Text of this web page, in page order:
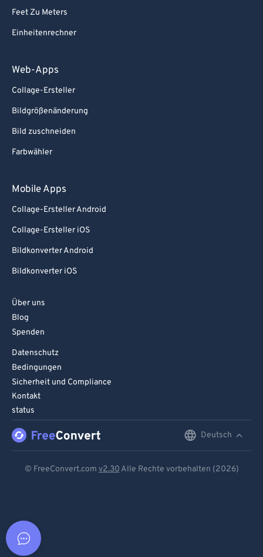
Feet Zu Meters
Einheitenrechner
Web-Apps
Collage-Ersteller
Bildgrößenänderung
Bild zuschneiden
Farbwähler
Mobile Apps
Collage-Ersteller Android
Collage-Ersteller iOS
Bildkonverter Android
Bildkonverter iOS
Über uns
Blog
Spenden
Datenschutz
Bedingungen
Sicherheit und Compliance
Kontakt
status
Deutsch
© FreeConvert.com v2.30 Alle Rechte vorbehalten (2026)